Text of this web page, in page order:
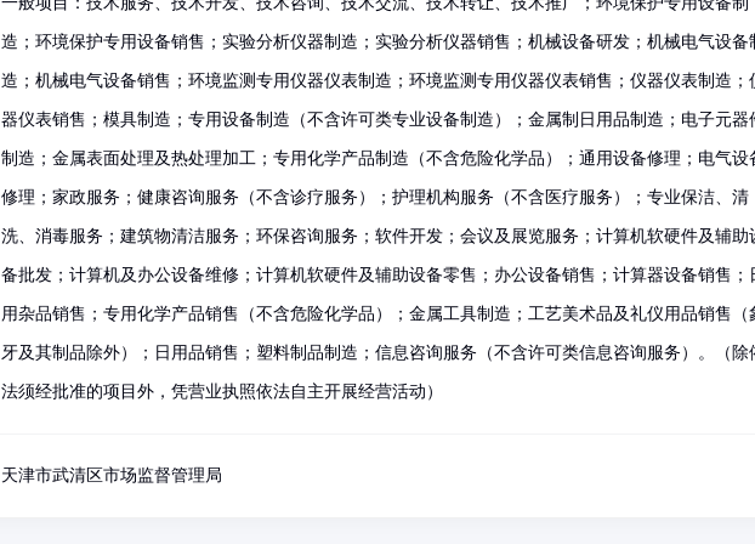
造；环境保护专用设备销售；实验分析仪器制造；实验分析仪器销售；机械设备研发；机械电气设备
造；机械电气设备销售；环境监测专用仪器仪表制造；环境监测专用仪器仪表销售；仪器仪表制造；
器仪表销售；模具制造；专用设备制造（不含许可类专业设备制造）；金属制日用品制造；电子元器
制造；金属表面处理及热处理加工；专用化学产品制造（不含危险化学品）；通用设备修理；电气设
修理；家政服务；健康咨询服务（不含诊疗服务）；护理机构服务（不含医疗服务）；专业保洁、清
洗、消毒服务；建筑物清洁服务；环保咨询服务；软件开发；会议及展览服务；计算机软硬件及辅助
备批发；计算机及办公设备维修；计算机软硬件及辅助设备零售；办公设备销售；计算器设备销售；
用杂品销售；专用化学产品销售（不含危险化学品）；金属工具制造；工艺美术品及礼仪用品销售（
牙及其制品除外）；日用品销售；塑料制品制造；信息咨询服务（不含许可类信息咨询服务）。（除
法须经批准的项目外，凭营业执照依法自主开展经营活动）
天津市武清区市场监督管理局